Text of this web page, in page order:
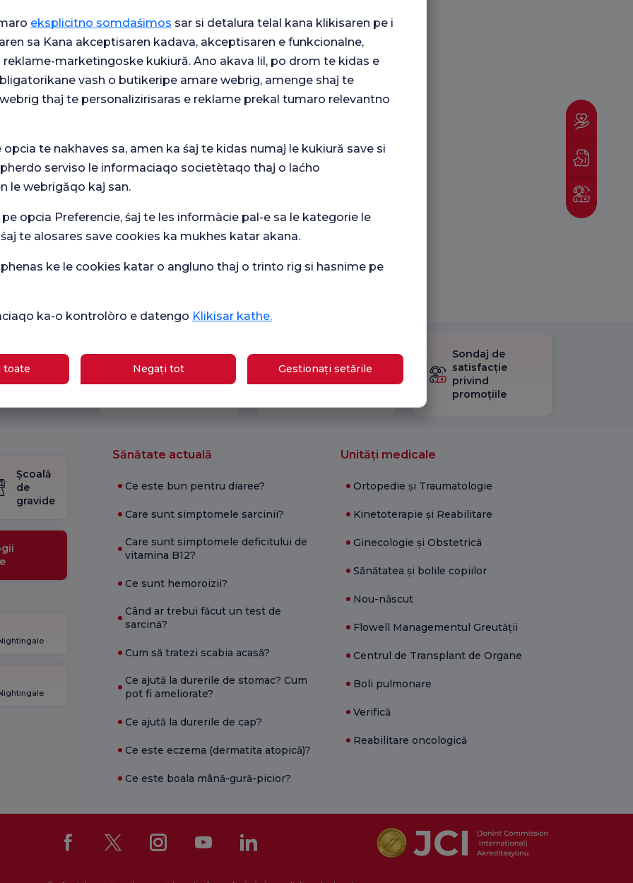
Școală
de
gravide
Sănătate actuală
Ce este bun pentru diaree?
Care sunt simptomele sarcinii?
Care sunt simptomele deficitului de
vitamina B12?
Ce sunt hemoroizii?
Când ar trebui făcut un test de
sarcină?
Cum să tratezi scabia acasă?
Ce ajută la durerile de stomac? Cum
pot fi ameliorate?
Ce ajută la durerile de cap?
Ce este eczema (dermatita atopică)?
Ce este boala mână-gură-picior?
Unități medicale
Ortopedie și Traumatologie
Kinetoterapie și Reabilitare
Ginecologie și Obstetrică
Sănătatea și bolile copiilor
Nou-născut
Flowell Managementul Greutății
Centrul de Transplant de Organe
Boli pulmonare
Verifică
Reabilitare oncologică
Sondaj general
Chestionarul
de Satisfacție.
Sondaj de
satisfacție
privind
promoțiile
eksplicitno somdaśimos sar si detalura telal kana klikisaren pe i
sa Kana akceptisaren kadava, akceptisaren e funkcionalne,
marketingoske kukiură. Ano akava lil, po drom te kidas e
vash o butikeripe amare webrig, amenge shaj te
thaj te personalizirisaras e reklame prekal tumaro relevantno
opcia te nakhaves sa, amen ka śaj te kidas numaj le kukiură save si
serviso le informaciaqo societètaqo thaj o laćho
le webrigăqo kaj san.
opcia Preferencie, śaj te les informàcie pal-e sa le kategorie le
te alosares save cookies ka mukhes katar akana.
ke le cookies katar o angluno thaj o trinto rig si hasnime pe
ka-o kontrolòro e datengo Klikisar kathe.
toate Negați tot Gestionați setările